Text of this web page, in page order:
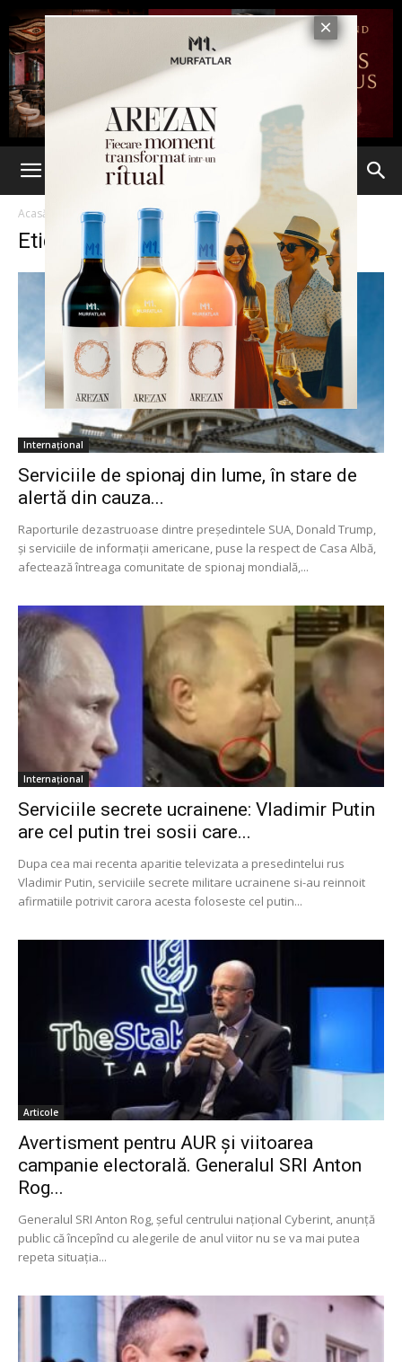
Acasă Etichete Servicii secrete
Etichetă: servicii secrete
Internațional
Serviciile de spionaj din lume, în stare de
alertă din cauza...
Raporturile dezastruoase dintre preşedintele SUA, Donald Trump,
şi serviciile de informaţii americane, puse la respect de Casa Albă,
afectează întreaga comunitate de spionaj mondială,...
Internațional
Serviciile secrete ucrainene: Vladimir Putin
are cel putin trei sosii care...
Dupa cea mai recenta aparitie televizata a presedintelui rus
Vladimir Putin, serviciile secrete militare ucrainene si-au reinnoit
afirmatiile potrivit carora acesta foloseste cel putin...
Articole
Avertisment pentru AUR și viitoarea
campanie electorală. Generalul SRI Anton
Rog...
Generalul SRI Anton Rog, șeful centrului național Cyberint, anunță
public că începînd cu alegerile de anul viitor nu se va mai putea
repeta situația...